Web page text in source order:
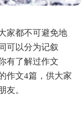
家都不可避免地
可以分为记叙
有了解过作文
作文4篇，供大家
友。